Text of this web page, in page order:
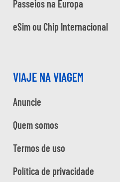
Passeios na Europa
eSim ou Chip Internacional
VIAJE NA VIAGEM
Anuncie
Quem somos
Termos de uso
Política de privacidade